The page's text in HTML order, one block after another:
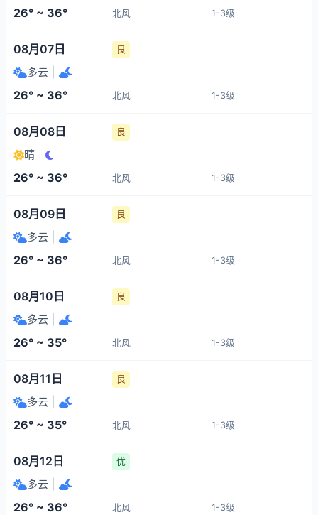
26° ~ 36° 北风 1-3级
08月07日 良
多云
26° ~ 36° 北风 1-3级
08月08日 良
晴
26° ~ 36° 北风 1-3级
08月09日 良
多云
26° ~ 36° 北风 1-3级
08月10日 良
多云
26° ~ 35° 北风 1-3级
08月11日 良
多云
26° ~ 35° 北风 1-3级
08月12日 优
多云
26° ~ 36° 北风 1-3级